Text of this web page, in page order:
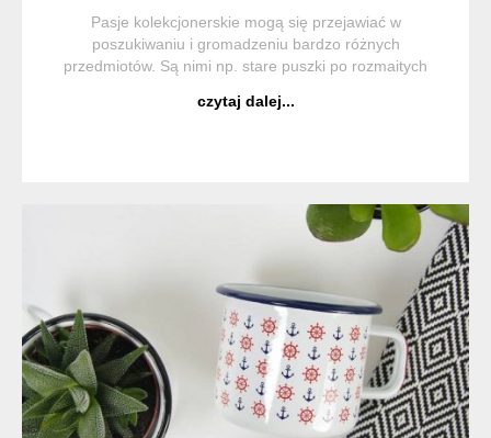
Pasje kolekcjonerskie mogą się przejawiać w
poszukiwaniu i gromadzeniu bardzo różnych
przedmiotów. Są nimi np. stare puszki po rozmaitych
garażu nieco pordzewiałych puszek wypełnionych jakimiś
czytaj dalej...